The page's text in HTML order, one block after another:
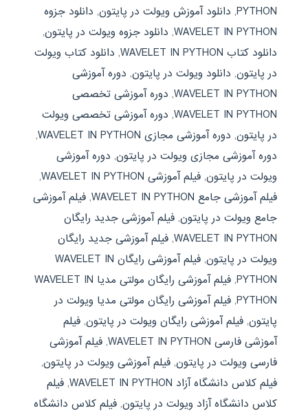
PYTHON
, دانلود آموزش ویولت در پایتون, دانلود جزوه
WAVELET IN PYTHON
, دانلود جزوه ویولت در پایتون,
دانلود کتاب WAVELET IN PYTHON
, دانلود کتاب ویولت
در پایتون, دانلود ویولت در پایتون, دوره آموزشی
WAVELET IN PYTHON
, دوره آموزشی تخصصی
WAVELET IN PYTHON
, دوره آموزشی تخصصی ویولت
در پایتون, دوره آموزشی مجازی WAVELET IN PYTHON
,
دوره آموزشی مجازی ویولت در پایتون, دوره آموزشی
ویولت در پایتون, فیلم آموزشی WAVELET IN PYTHON
,
فیلم آموزشی جامع WAVELET IN PYTHON
, فیلم آموزشی
جامع ویولت در پایتون, فیلم آموزشی جدید رایگان
WAVELET IN PYTHON
, فیلم آموزشی جدید رایگان
ویولت در پایتون,
فیلم آموزشی رایگان WAVELET IN
PYTHON
,
فیلم آموزشی رایگان مولتی مدیا WAVELET IN
PYTHON
, فیلم آموزشی رایگان مولتی مدیا ویولت در
پایتون, فیلم آموزشی رایگان ویولت در پایتون, فیلم
آموزشی فارسی WAVELET IN PYTHON
, فیلم آموزشی
فارسی ویولت در پایتون, فیلم آموزشی ویولت در پایتون,
فیلم کلاس دانشگاه آزاد WAVELET IN PYTHON
, فیلم
کلاس دانشگاه آزاد ویولت در پایتون, فیلم کلاس دانشگاه